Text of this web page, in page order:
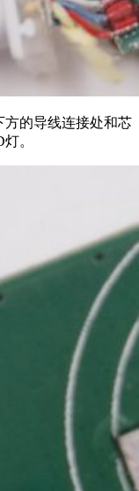
方的导线连接处和芯
。